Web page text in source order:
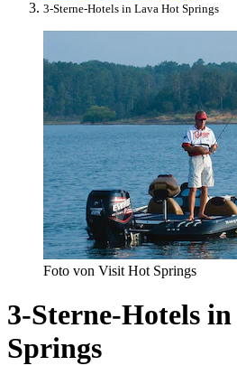
3-Sterne-Hotels in Lava Hot Springs
Foto von Visit Hot Springs
3-Sterne-Hotels
Springs